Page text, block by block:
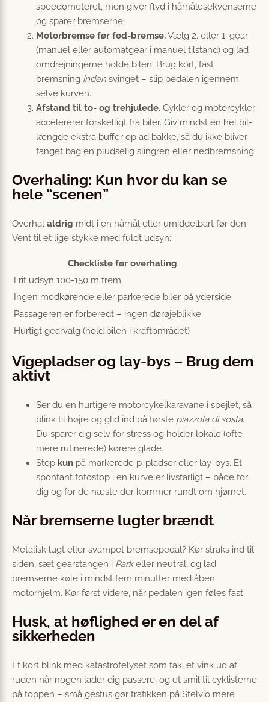
speedometeret, men giver flyd i hårnålesekvenserne
og sparer bremserne.
Motorbremse før fod-bremse.Vælg 2. eller 1. gear
(manuel eller automatgear i manuel tilstand) og lad
omdrejningerne holde bilen. Brug kort, fast
bremsning inden svinget – slip pedalen igennem
selve kurven.
Afstand til to- og trehjulede. Cykler og motorcykler
accelererer forskelligt fra biler. Giv mindst én hel bil-
længde ekstra buffer op ad bakke, så du ikke bliver
fanget bag en pludselig slingren eller nedbremsning.
Overhaling: Kun hvor du kan se
hele “scenen”
Overhal aldrig midt i en hårnål eller umiddelbart før den.
Vent til et lige stykke med fuldt udsyn:
Checkliste før overhaling
Frit udsyn 100-150 m frem
Ingen modkørende eller parkerede biler på yderside
Passageren er forberedt – ingen dørøjeblikke
Hurtigt gearvalg (hold bilen i kraftområdet)
Vigepladser og lay-bys – Brug dem
aktivt
Ser du en hurtigere motorcykelkaravane i spejlet, så
blink til højre og glid ind på første piazzola di sosta.
Du sparer dig selv for stress og holder lokale (ofte
mere rutinerede) kørere glade.
Stop kun på markerede p-pladser eller lay-bys. Et
spontant fotostop i en kurve er livsfarligt – både for
dig og for de næste der kommer rundt om hjørnet.
Når bremserne lugter brændt
Metalisk lugt eller svampet bremsepedal? Kør straks ind til
siden, sæt gearstangen i Parkeller neutral, og lad
bremserne køle i mindst fem minutter med åben
motorhjelm. Kør først videre, når pedalen igen føles fast.
Husk, at høflighed er en del af
sikkerheden
Et kort blink med katastrofelyset som tak, et vink ud af
ruden når nogen lader dig passere, og et smil til cyklisterne
på toppen – små gestus gør trafikken på Stelvio mere